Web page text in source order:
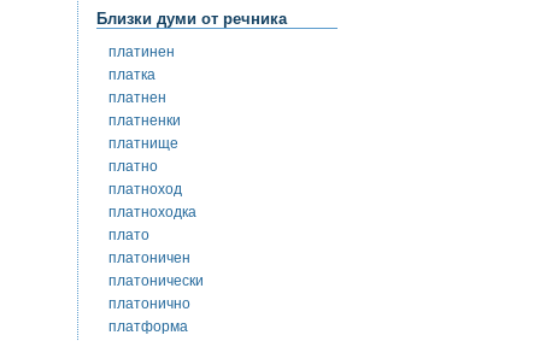
Близки думи от речника
платинен
платка
платнен
платненки
платнище
платно
платноход
платноходка
плато
платоничен
платонически
платонично
платформа